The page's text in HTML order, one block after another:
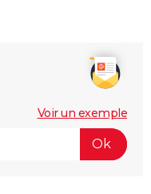
Voir un exemple